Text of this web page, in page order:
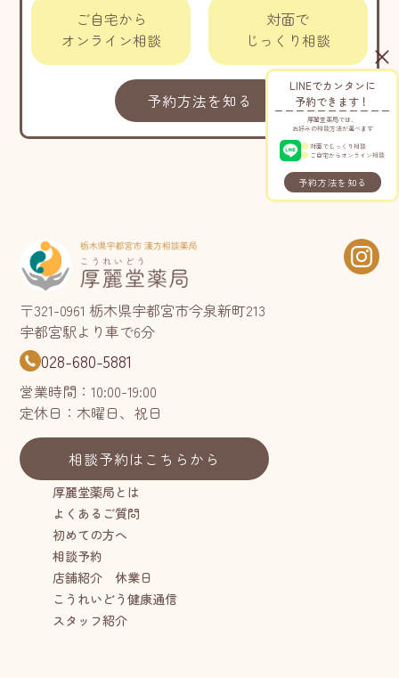
LINEでカンタンに
予約できます！
厚麗堂薬局では、
お好みの相談方法が選べます
対面でじっくり相談
ご自宅からオンライン相談
予約方法を知る
ご自宅から
オンライン相談
対面で
じっくり相談
予約方法を知る
〒321-0961 栃木県宇都宮市今泉新町213
宇都宮駅より車で6分
028-680-5881
営業時間：10:00-19:00
定休日：木曜日、祝日
相談予約はこちらから
厚麗堂薬局とは
よくあるご質問
初めての方へ
相談予約
店舗紹介 休業日
こうれいどう健康通信
スタッフ紹介